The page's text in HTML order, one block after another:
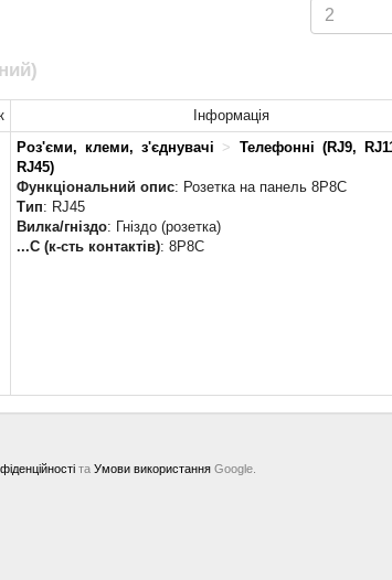
Інформація
Роз'єми, клеми, з'єднувачі > Телефонні (RJ9,
RJ45)
Функціональний опис: Розетка на панель 8P8C
Тип: RJ45
Вилка/гніздо: Гніздо (розетка)
...C (к-сть контактів): 8P8C
та Умови використання Google.